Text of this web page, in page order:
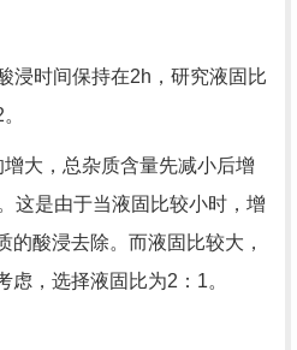
浸时间保持在2h，研究液固比
大，总杂质含量先减小后增
这是由于当液固比较小时，增
的酸浸去除。而液固比较大，
虑，选择液固比为2：1。